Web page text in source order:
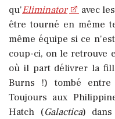
qu'Eliminator
avec
être tourné en même
même équipe si ce
coup-ci, on le retrouve
où il part délivrer la
Burns !) tombé
Toujours aux
Hatch (Galactica)